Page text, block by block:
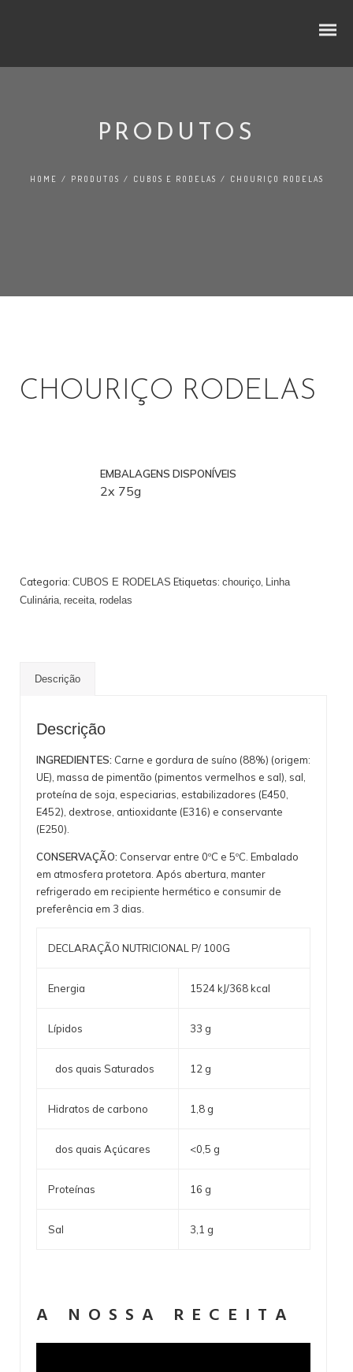
PROFISSIONAL
PRODUTOS
HOME / PRODUTOS / CUBOS E RODELAS / CHOURIÇO RODELAS
CHOURIÇO RODELAS
EMBALAGENS DISPONÍVEIS
2x 75g
Categoria: CUBOS E RODELAS Etiquetas: chouriço Linha
Culinária receita rodelas
Descrição
Descrição
INGREDIENTES: Carne e gordura de suíno (88%) (origem:
UE), massa de pimentão (pimentos vermelhos e sal), sal,
proteína de soja , especiarias, estabilizadores (E450,
E452), dextrose, antioxidante (E316) e conservante
(E250).
CONSERVAÇÃO: Conservar entre 0ºC e 5ºC. Embalado
em atmosfera protetora. Após abertura, manter
refrigerado em recipiente hermético e consumir de
preferência em 3 dias.
DECLARAÇÃO NUTRICIONAL P/ 100G
Energia 1524 kJ/368 kcal
Lípidos 33 g
dos quais Saturados 12 g
Hidratos de carbono 1,8 g
dos quais Açúcares <0,5 g
Proteínas 16 g
Sal 3,1 g
A NOSSA RECEITA